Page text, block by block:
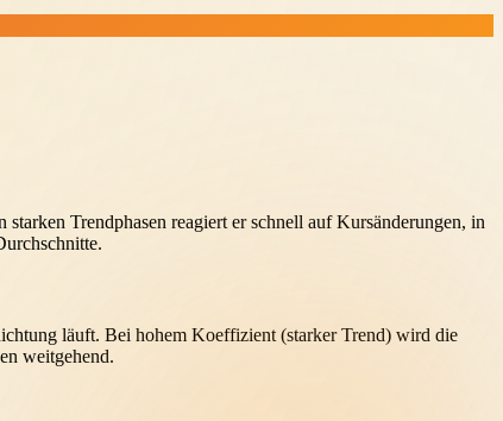
Trendphasen reagiert er schnell auf Kursänderungen, in
läuft. Bei hohem Koeffizient (starker Trend) wird die
weitgehend.